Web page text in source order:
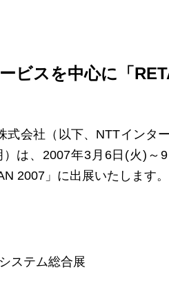
ビスを中心に「
式会社（以下、NTTイン
は、2007年3月6日(火)～
2007」に出展いたします。
ステム総合展